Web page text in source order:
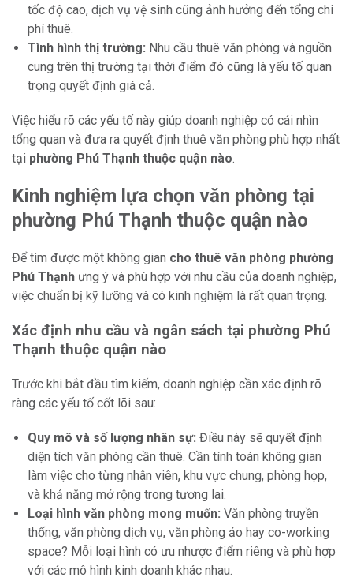
tốc độ cao, dịch vụ vệ sinh cũng ảnh hưởng đến tổng chi
phí thuê.
Tình hình thị trường: Nhu cầu thuê văn phòng và nguồn
cung trên thị trường tại thời điểm đó cũng là yếu tố quan
trọng quyết định giá cả.
Việc hiểu rõ các yếu tố này giúp doanh nghiệp có cái nhìn
tổng quan và đưa ra quyết định thuê văn phòng phù hợp nhất
tại phường Phú Thạnh thuộc quận nào.
Kinh nghiệm lựa chọn văn phòng tại
phường Phú Thạnh thuộc quận nào
Để tìm được một không gian cho thuê văn phòng phường
Phú Thạnh ưng ý và phù hợp với nhu cầu của doanh nghiệp,
việc chuẩn bị kỹ lưỡng và có kinh nghiệm là rất quan trọng.
Xác định nhu cầu và ngân sách tại phường Phú
Thạnh thuộc quận nào
Trước khi bắt đầu tìm kiếm, doanh nghiệp cần xác định rõ
ràng các yếu tố cốt lõi sau:
Quy mô và số lượng nhân sự: Điều này sẽ quyết định
diện tích văn phòng cần thuê. Cần tính toán không gian
làm việc cho từng nhân viên, khu vực chung, phòng họp,
và khả năng mở rộng trong tương lai.
Loại hình văn phòng mong muốn: Văn phòng truyền
thống, văn phòng dịch vụ, văn phòng ảo hay co-working
space? Mỗi loại hình có ưu nhược điểm riêng và phù hợp
với các mô hình kinh doanh khác nhau.